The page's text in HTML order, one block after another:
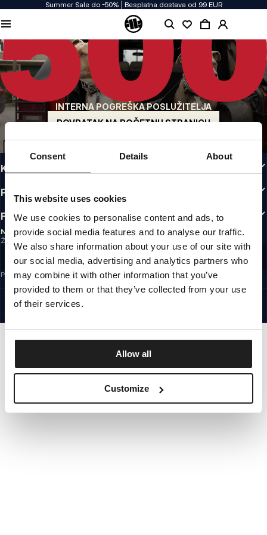
Consent Details About
This website uses cookies
We use cookies to personalise content and ads, to
provide social media features and to analyse our traffic.
We also share information about your use of our site with
our social media, advertising and analytics partners who
may combine it with other information that you’ve
provided to them or that they’ve collected from your use
of their services.
Allow all
Customize
Summer Sale do -50% | Besplatna dostava od 99 EUR
INTERNA POGREŠKA POSLUŽITELJA
POVRATAK NA POČETNU STRANICU
KVALITETA NAM JE PRIORITET
Našu odjeću proizvodimo s predanošću. Ne pristajemo na kompromise kada je
riječ o izdržljivosti, dugotrajnosti materijala i pažnji prema detaljima.
US ORIGIN
Naši korijeni sežu u San Diego s početka 90-ih. Naš stil je grub, autentičan i
beskompromisan.
BREND S KARAKTEROM
Naše kolekcije biraju sportaši, borci i tvrdoglavi individualci.
INFO
KORISNIČKA ZONA
PRAVILNICI
FOLLOW US
NEWSLETTER
Želite li primati informacije o najnovijim promocijama i novostima?
Email address
REGISTRIRAJ SE
Prijavom na newsletter potvrđujete da ste pročitaliPravila privatnosti.
CROATIA
©1997 - 2026 PITBULL SVA PRAVA PRIDRŽANA